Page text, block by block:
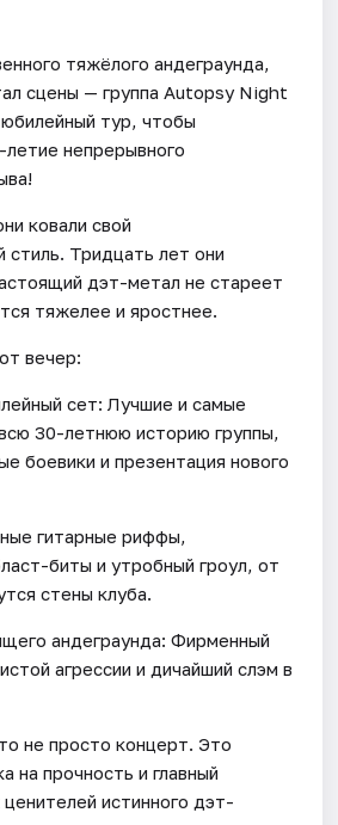
тяжёлого андеграунда,
сцены — группа Autopsy Night
тур, чтобы
непрерывного
ковали свой
стиль. Тридцать лет они
дэт-метал не стареет
тяжелее и яростнее.
вечер:
сет: Лучшие и самые
30-летнюю историю группы,
боевики и презентация нового
гитарные риффы,
биты и утробный гроул, от
стены клуба.
андеграунда: Фирменный
агрессии и дичайший слэм в
не просто концерт. Это
на прочность и главный
истинного дэт-